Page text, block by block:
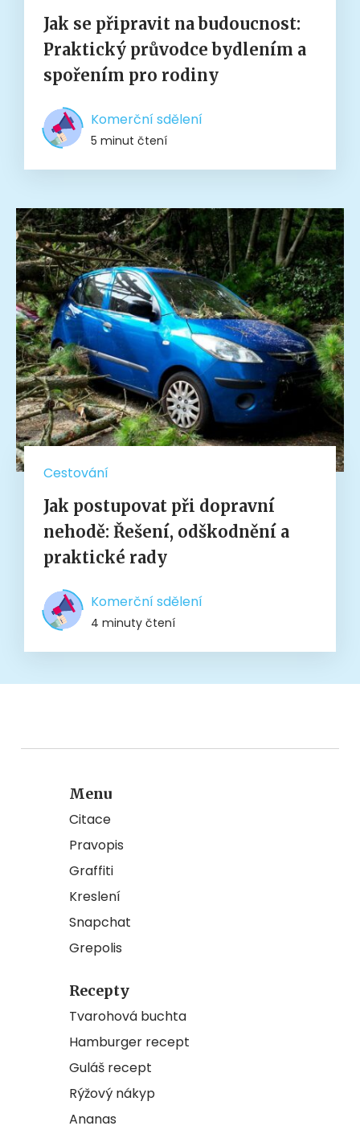
Jak se připravit na budoucnost:
Praktický průvodce bydlením a
spořením pro rodiny
Komerční sdělení
5 minut čtení
Cestování
Jak postupovat při dopravní
nehodě: Řešení, odškodnění a
praktické rady
Komerční sdělení
4 minuty čtení
Menu
Citace
Pravopis
Graffiti
Kreslení
Snapchat
Grepolis
Recepty
Tvarohová buchta
Hamburger recept
Guláš recept
Rýžový nákyp
Ananas